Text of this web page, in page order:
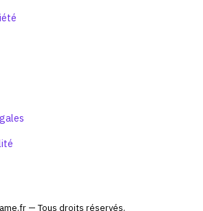
— Tous droits réservés.